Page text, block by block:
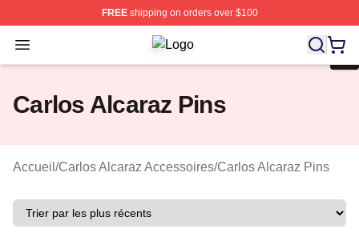
FREEshipping on orders over $100
Open menu Carlos Alcaraz Shop ⚡️ Officially
Carlos Alcaraz Pins
Accueil /Carlos Alcaraz Accessoires/Carlos Alcaraz Pins